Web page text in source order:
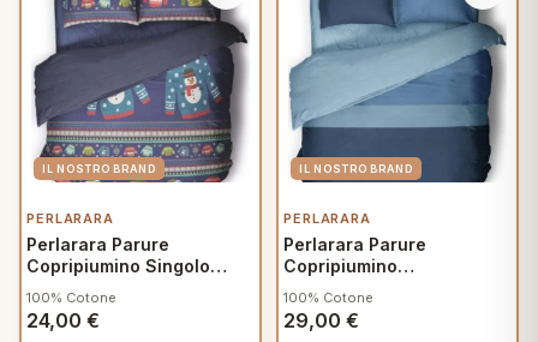
PERLARARA
Perlarara Parure
Copripiumino Singolo
Sacco e federa, Nives
C274
100% Cotone
24,00 €
PERLARARA
Perlarara Parure
Copripiumino
Cotone, Sacco e federe
Polo V224
100% Cotone
29,00 €